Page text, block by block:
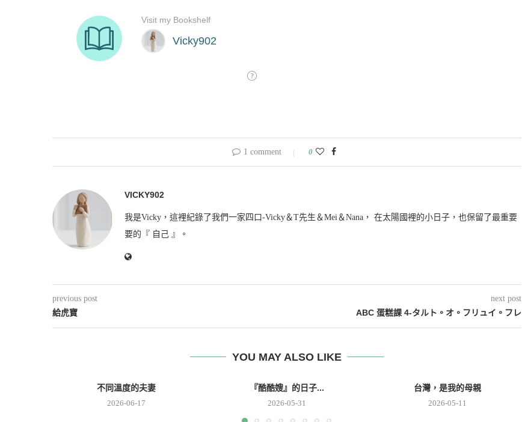
1 comment 0
VICKY902
我是Vicky，這裡紀錄了我們一家四口-Vicky＆T先生＆Mei＆Nana， 在太陽國裡的小日子，也保留了最重要
要的『 自己 』。
previous post
給虎寶
next post
ABC 蛋糕課 4-タルト。オ。フリュイ。フレ
YOU MAY ALSO LIKE
不同溫度的夫妻
2026-06-17
『酷酷嫂』的日子...
2026-05-31
台灣，是我的母親
2026-05-11